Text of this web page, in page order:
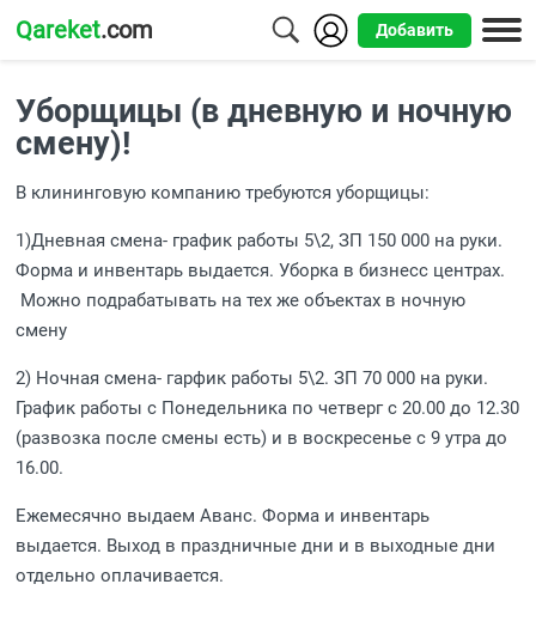
Qareket.com Добавить
Алматы
Астана
Шымкент
Усть-
Каменогорск
Уборщицы (в дневную и ночную
смену)!
В клининговую компанию требуются уборщицы:
1)Дневная смена- график работы 5\2, ЗП 150 000 на руки.
Форма и инвентарь выдается. Уборка в бизнесс центрах.
Можно подрабатывать на тех же объектах в ночную
смену
2) Ночная смена- гарфик работы 5\2. ЗП 70 000 на руки.
График работы с Понедельника по четверг с 20.00 до 12.30
(развозка после смены есть) и в воскресенье с 9 утра до
16.00.
Ежемесячно выдаем Аванс. Форма и инвентарь
выдается. Выход в праздничные дни и в выходные дни
отдельно оплачивается.